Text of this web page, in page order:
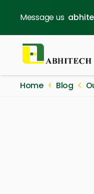
Message us
Home Blog